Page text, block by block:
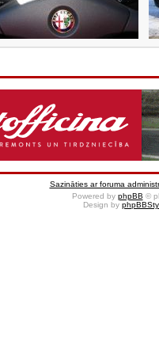
Sazināties ar foruma
Powered by phpBB ©
Design by